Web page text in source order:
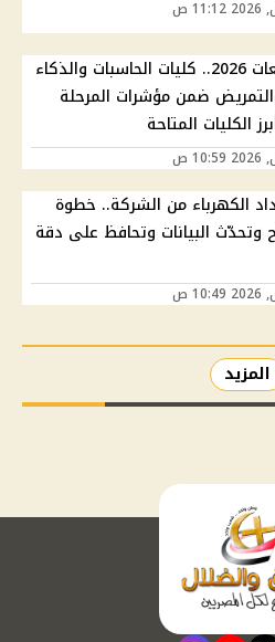
تنسيق الجامعات 2026.. كليات الحاسبات والذكاء
ضمن مؤشرات المرحلة
الكليات المتاحة
الكهرباء من الشركة.. خطوة
وتحدّث البيانات وتحافظ على دقة
المزيد